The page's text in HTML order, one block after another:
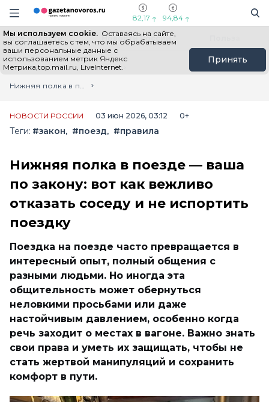
Информационный портал "ГазетаНоворос.ру"
Навигация сайта
82,17 94,84
Мы используем cookie. Оставаясь на сайте,
вы соглашаетесь с тем, что мы обрабатываем
ваши персональные данные с
использованием метрик Яндекс
Метрика,top.mail.ru, LiveInternet.
Принять
Все новости Новости России
Главная
Лента новостей
Нижняя полка в поезде — ваша по закону: вот как вежливо отказать соседу и не испортить поездку
НОВОСТИ РОССИИ 03 июн 2026, 03:12 0+
Теги: #закон #поезд #правила
Нижняя полка в поезде — ваша
по закону: вот как вежливо
отказать соседу и не испортить
поездку
Поездка на поезде часто превращается в
интересный опыт, полный общения с
разными людьми. Но иногда эта
общительность может обернуться
неловкими просьбами или даже
настойчивым давлением, особенно когда
речь заходит о местах в вагоне. Важно знать
свои права и уметь их защищать, чтобы не
стать жертвой манипуляций и сохранить
комфорт в пути.